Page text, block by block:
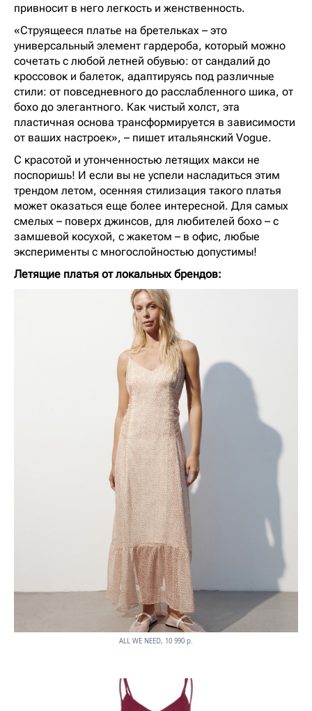
привносит в него легкость и женственность.
«Струящееся платье на бретельках – это
универсальный элемент гардероба, который можно
сочетать с любой летней обувью: от сандалий до
кроссовок и балеток, адаптируясь под различные
стили: от повседневного до расслабленного шика, от
бохо до элегантного. Как чистый холст, эта
пластичная основа трансформируется в зависимости
от ваших настроек», – пишет итальянский Vogue.
С красотой и утонченностью летящих макси не
поспоришь! И если вы не успели насладиться этим
трендом летом, осенняя стилизация такого платья
может оказаться еще более интересной. Для самых
смелых – поверх джинсов, для любителей бохо – с
замшевой косухой, с жакетом – в офис, любые
эксперименты с многослойностью допустимы!
Летящие платья от локальных брендов:
ALL WE NEED, 10 990 p.